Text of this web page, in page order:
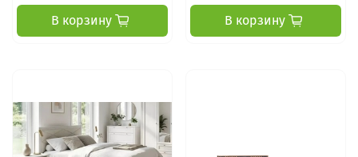
В корзину В корзину